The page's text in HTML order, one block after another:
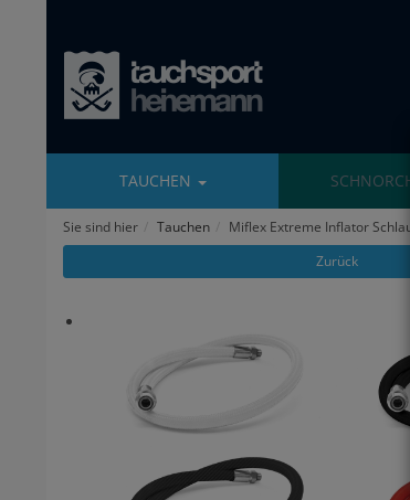
TAUCHEN
Sie sind hier Tauchen
Miflex Extreme Inflator
Zurück